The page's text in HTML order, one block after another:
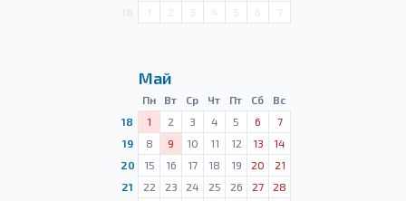
1 2 3 4 5 6 7
Май
Пн Вт Ср Чт Пт Сб
Вс
18
1 2 3 4 5 6
7
19
8 9 10 11 12 13
14
20
15 16 17 18 19 20
21
21
22 23 24 25 26 27
28